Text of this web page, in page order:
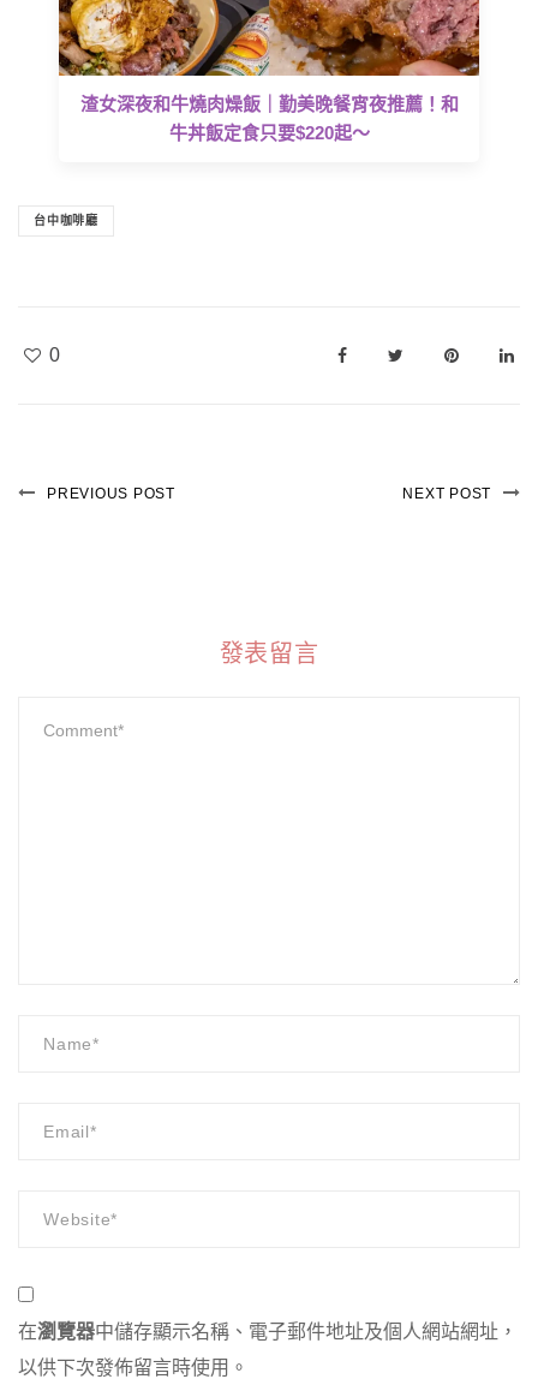
渣女深夜和牛燒肉燥飯｜勤美晚餐宵夜推薦！和
牛丼飯定食只要$220起～
台中咖啡廳
0
PREVIOUS POST NEXT POST
發表留言
在瀏覽器中儲存顯示名稱、電子郵件地址及個人網站網址，
以供下次發佈留言時使用。